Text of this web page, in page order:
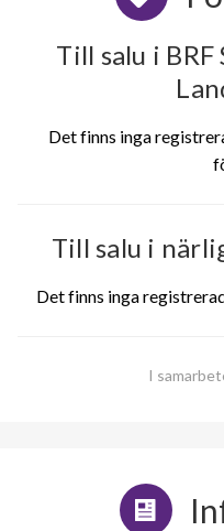
Till salu i BRF
Det finns inga
Till salu i
Det finns inga
I